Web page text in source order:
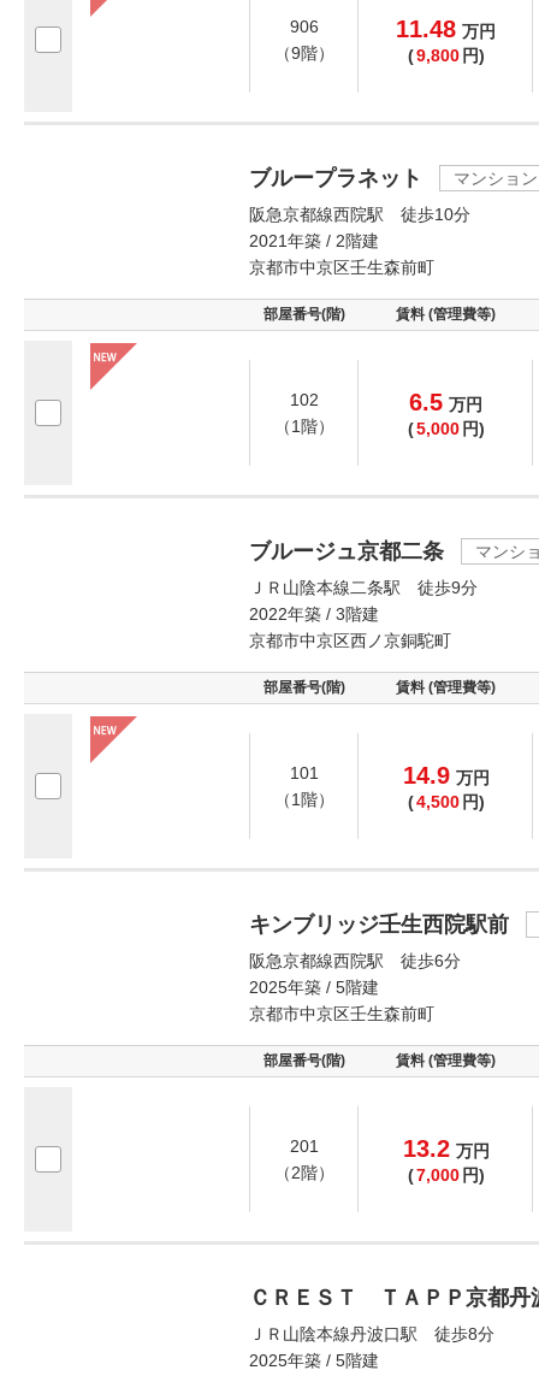
906
（9階）
11.48 万円
(9,800 円)
ブループラネット
マンション
阪急京都線西院駅 徒歩10分
2021年築 / 2階建
京都市中京区壬生森前町
部屋番号(階) 賃料 (管理費等)
102
（1階）
6.5 万円
(5,000 円)
ブルージュ京都二条
マンシ
ＪＲ山陰本線二条駅 徒歩9分
2022年築 / 3階建
京都市中京区西ノ京銅駝町
部屋番号(階) 賃料 (管理費等)
101
（1階）
14.9 万円
(4,500 円)
キンブリッジ壬生西院駅前
阪急京都線西院駅 徒歩6分
2025年築 / 5階建
京都市中京区壬生森前町
部屋番号(階) 賃料 (管理費等)
201
（2階）
13.2 万円
(7,000 円)
ＣＲＥＳＴ ＴＡＰＰ京都
ＪＲ山陰本線丹波口駅 徒歩8分
2025年築 / 5階建